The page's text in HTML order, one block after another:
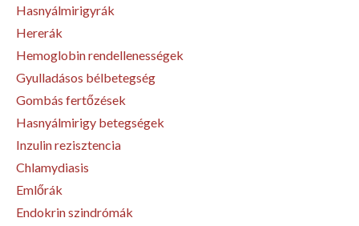
Hasnyálmirigyrák
Hererák
Hemoglobin rendellenességek
Gyulladásos bélbetegség
Gombás fertőzések
Hasnyálmirigy betegségek
Inzulin rezisztencia
Chlamydiasis
Emlőrák
Endokrin szindrómák